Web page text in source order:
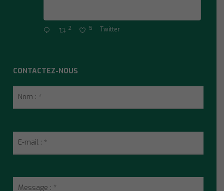
2 5 Twitter
CONTACTEZ-NOUS